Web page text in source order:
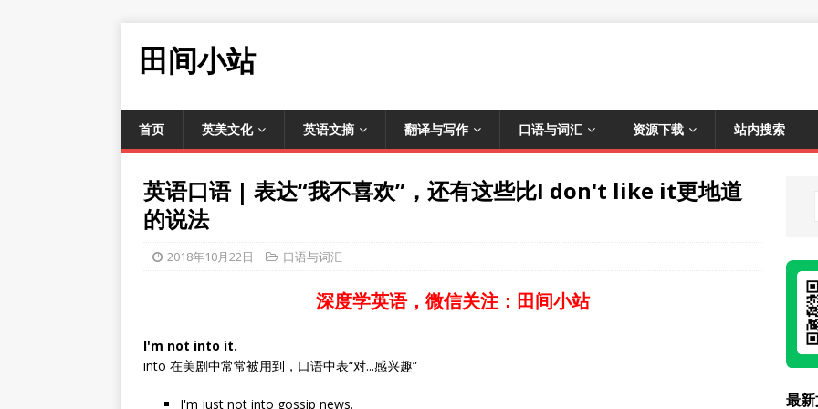
田间小站
首页 英美文化 英语文摘 翻译与写作 口语与词汇 资源下载 站内搜索
英语口语 | 表达“我不喜欢”，还有这些比I don't like it更地道
的说法
2018年10月22日 口语与词汇
深度学英语，微信关注：田间小站
I'm not into it.
into 在美剧中常常被用到，口语中表“对...感兴趣”
I'm just not into gossip news. 最